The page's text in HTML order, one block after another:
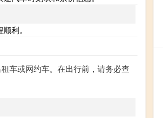
利。
车或网约车。在出行前，请务必查